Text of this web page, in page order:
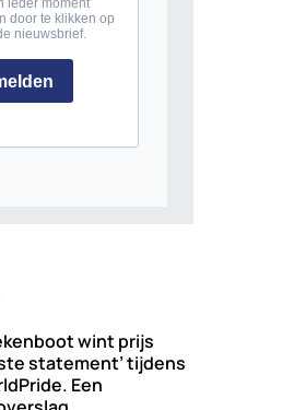
wint prijs
statement’ tijdens
Een